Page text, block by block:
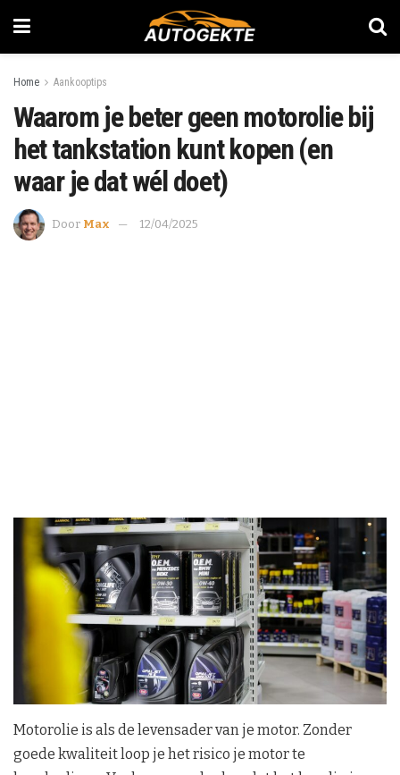
Home Aankooptips
Waarom je beter geen motorolie bij
het tankstation kunt kopen (en
waar je dat wél doet)
Door Max 12/04/2025
Motorolie is als de levensader van je motor. Zonder
goede kwaliteit loop je het risico je motor te